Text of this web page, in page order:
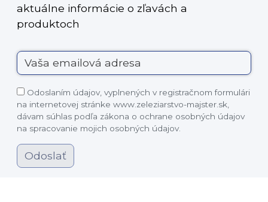
aktuálne informácie o zľavách a
produktoch
Odoslaním údajov, vyplnených v registračnom formulári
na internetovej stránke www.zeleziarstvo-majster.sk,
dávam súhlas podľa zákona o ochrane osobných údajov
na spracovanie mojich osobných údajov.
Odoslať